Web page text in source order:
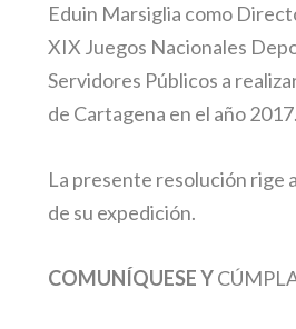
Eduin Marsiglia como
XIX Juegos Nacionales
Servidores Públicos a
de Cartagena en el año 2017.
La presente resolución rige
de su expedición.
COMUNÍQUESE Y